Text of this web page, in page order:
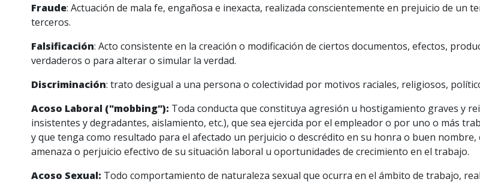
Fraude: Actuación de mala fe, engañosa e inexacta, realizada conscientemente en prejuicio de
terceros.
Falsificación: Acto consistente en la creación o modificación de ciertos documentos, efectos,
verdaderos o para alterar o simular la verdad.
Discriminación: trato desigual a una persona o colectividad por motivos raciales, religiosos,
Acoso Laboral ("mobbing"): Toda conducta que constituya agresión u hostigamiento graves y
insistentes y degradantes, aislamiento, etc.), que sea ejercida por el empleador o por uno o más
y que tenga como resultado para el afectado un perjuicio o descrédito en su honra o buen
amenaza o perjuicio efectivo de su situación laboral u oportunidades de crecimiento en el trabajo.
Acoso Sexual: Todo comportamiento de naturaleza sexual que ocurra en el ámbito de trabajo,